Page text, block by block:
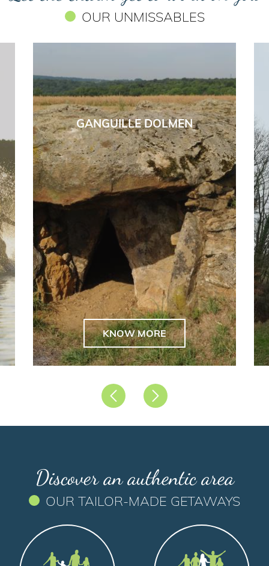
OUR UNMISSABLES
Précédent
GANGUILLE DOLMEN
KNOW MORE
Suivant
Discover an authentic area
OUR TAILOR-MADE GETAWAYS
profil